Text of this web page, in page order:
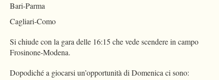
Bari-Parma
Cagliari-Como
Si chiude con la gara delle 16:15 che vede scendere in campo
Frosinone-Modena.
Dopodiché a giocarsi un’opportunità di Domenica ci sono: